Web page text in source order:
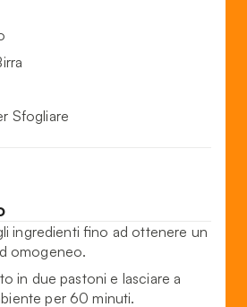
Sfogliare
ingredienti fino ad ottenere un
omogeneo.
in due pastoni e lasciare a
per 60 minuti.